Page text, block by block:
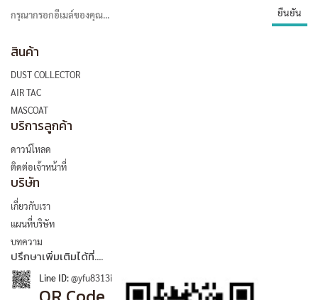
สินค้า
DUST COLLECTOR
AIR TAC
MASCOAT
บริการลูกค้า
ดาวน์โหลด
ติดต่อเจ้าหน้าที่
บริษัท
เกี่ยวกับเรา
แผนที่บริษัท
บทความ
ปรึกษาเพิ่มเติมได้ที่....
Line ID:@yfu8313i